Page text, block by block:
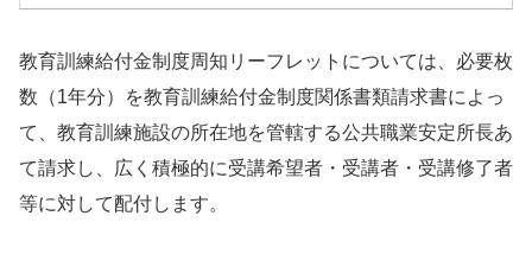
教育訓練給付金制度周知リーフレットについては、必要枚
数（1年分）を教育訓練給付金制度関係書類請求書によっ
て、教育訓練施設の所在地を管轄する公共職業安定所長あ
て請求し、広く積極的に受講希望者・受講者・受講修了者
等に対して配付します。